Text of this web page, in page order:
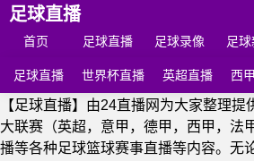
足球直播
首页 足球直播 足球录像 足球
足球直播 世界杯直播 英超直播 西
【足球直播】由24直播网为大家整理提
大联赛（英超，意甲，德甲，西甲，法
播等各种足球篮球赛事直播等内容。无